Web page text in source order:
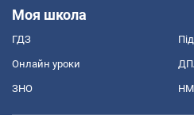
Моя школа
ГДЗ
Онлайн уроки
ЗНО